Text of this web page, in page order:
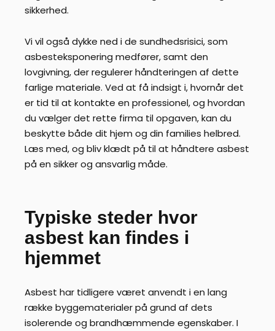
sikkerhed.
Vi vil også dykke ned i de sundhedsrisici, som
asbesteksponering medfører, samt den
lovgivning, der regulerer håndteringen af dette
farlige materiale. Ved at få indsigt i, hvornår det
er tid til at kontakte en professionel, og hvordan
du vælger det rette firma til opgaven, kan du
beskytte både dit hjem og din families helbred.
Læs med, og bliv klædt på til at håndtere asbest
på en sikker og ansvarlig måde.
Typiske steder hvor
asbest kan findes i
hjemmet
Asbest har tidligere været anvendt i en lang
række byggematerialer på grund af dets
isolerende og brandhæmmende egenskaber. I